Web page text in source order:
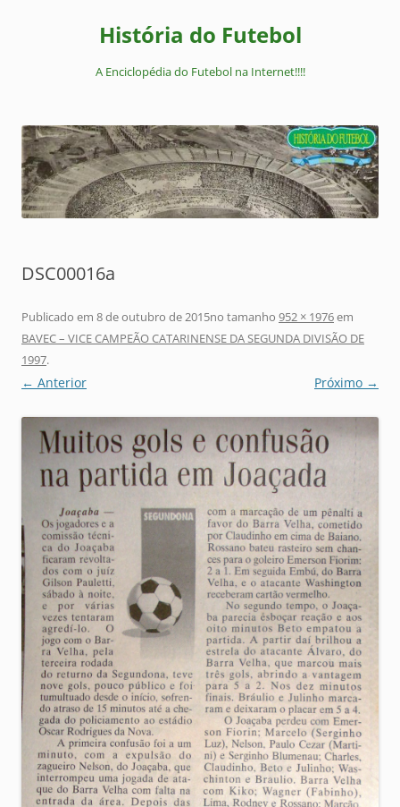
História do Futebol
A Enciclopédia do Futebol na Internet!!!!
DSC00016a
Publicado em 8 de outubro de 2015no tamanho 952 × 1976em
BAVEC – VICE CAMPEÃO CATARINENSE DA SEGUNDA DIVISÃO DE
1997.
← Anterior Próximo →